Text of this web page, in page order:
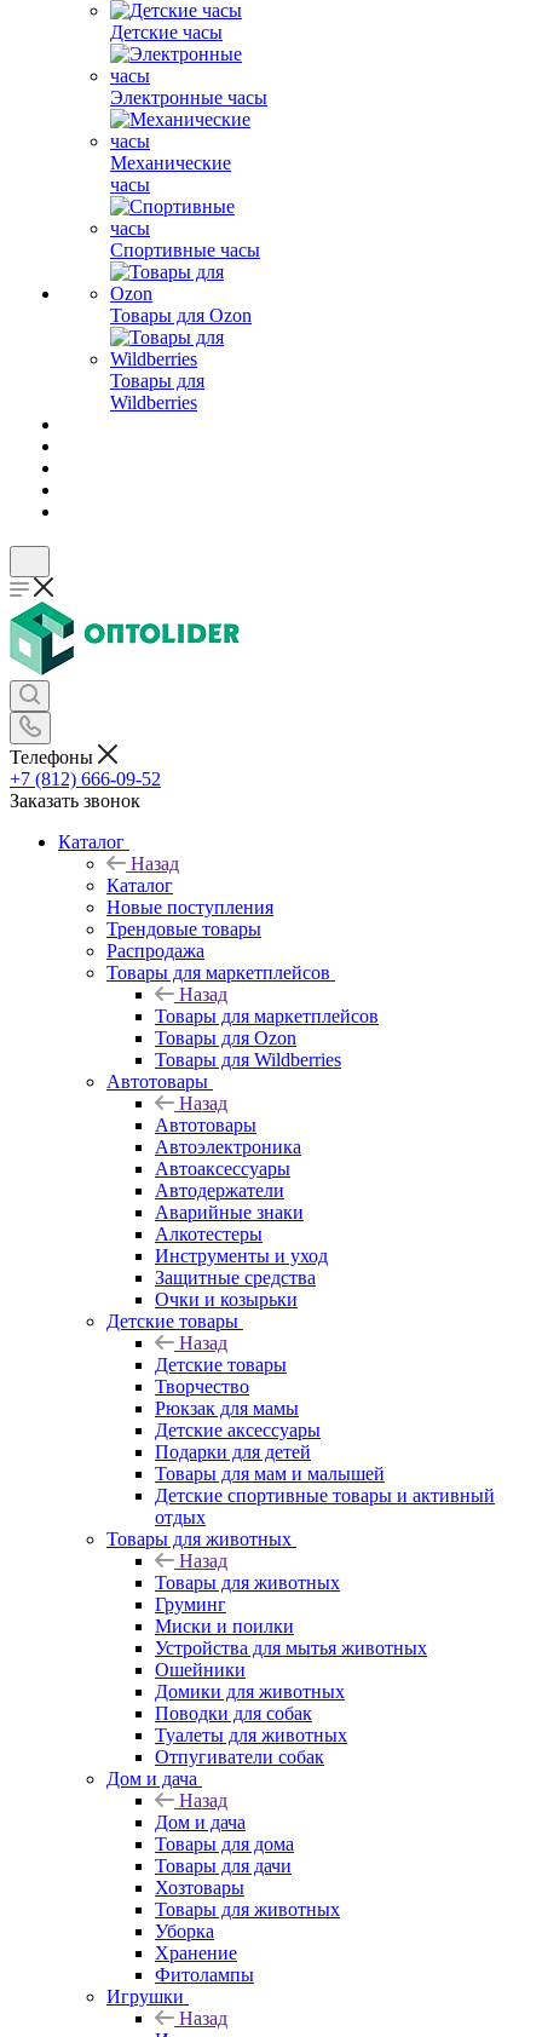
Детские часы
Электронные часы
Механические
часы
Спортивные часы
Товары для Ozon
Товары для
Wildberries
Телефоны
+7 (812) 666-09-52
Заказать звонок
Каталог
Назад
Каталог
Новые поступления
Трендовые товары
Распродажа
Товары для маркетплейсов
Назад
Товары для маркетплейсов
Товары для Ozon
Товары для Wildberries
Автотовары
Назад
Автотовары
Автоэлектроника
Автоаксессуары
Автодержатели
Аварийные знаки
Алкотестеры
Инструменты и уход
Защитные средства
Очки и козырьки
Детские товары
Назад
Детские товары
Творчество
Рюкзак для мамы
Детские аксессуары
Подарки для детей
Товары для мам и малышей
Детские спортивные товары и активный
отдых
Товары для животных
Назад
Товары для животных
Груминг
Миски и поилки
Устройства для мытья животных
Ошейники
Домики для животных
Поводки для собак
Туалеты для животных
Отпугиватели собак
Дом и дача
Назад
Дом и дача
Товары для дома
Товары для дачи
Хозтовары
Товары для животных
Уборка
Хранение
Фитолампы
Игрушки
Назад